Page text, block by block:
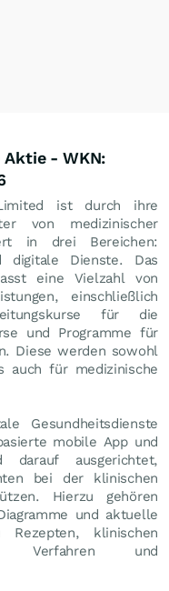
- WKN:
ist durch ihre
von medizinischer
in drei Bereichen:
digitale Dienste. Das
eine Vielzahl von
einschließlich
für die
und Programme für
Diese werden sowohl
auch für medizinische
Gesundheitsdienste
mobile App und
darauf ausgerichtet,
bei der klinischen
Hierzu gehören
und aktuelle
klinischen
Verfahren und